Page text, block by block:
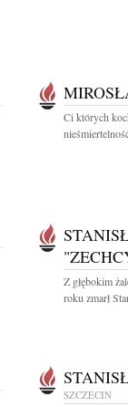
Ci których
Z głębokim
roku zmarł
SZCZECIN